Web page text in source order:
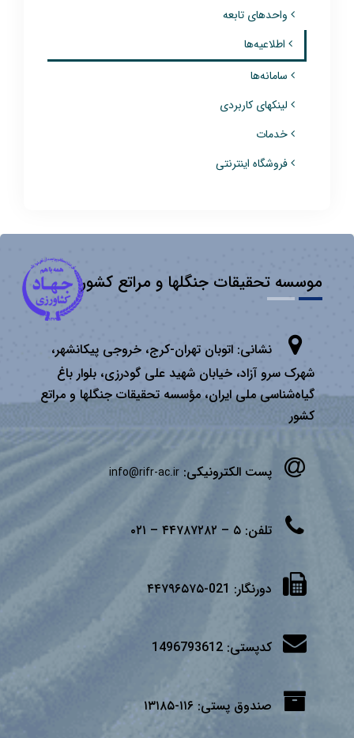
واحدهای تابعه
اطلاعیه‌ها
سامانه‌ها
لینکهای کاربردی
خدمات
فروشگاه اینترنتی
موسسه تحقیقات جنگلها و مراتع کشور
نشانی: اتوبان تهران­-كرج، خروجی پیكانشهر،
شهرک سرو آزاد، خیابان شهید علی گودرزی، بلوار باغ
گیاه‌شناسی ملی ایران، مؤسسه تحقیقات جنگلها و مراتع
كشور
پست الکترونیکی: info@rifr-ac.ir
تلفن: ۵ – ۴۴۷۸۷۲۸۲ – ۰۲۱
دورنگار: 021-۴۴۷۹۶۵۷۵
کدپستی: 1496793612
صندوق پستی: ۱۱۶-۱۳۱۸۵